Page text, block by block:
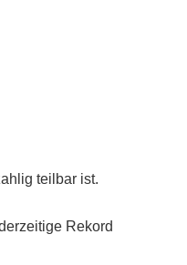
teilbar ist.
Rekord